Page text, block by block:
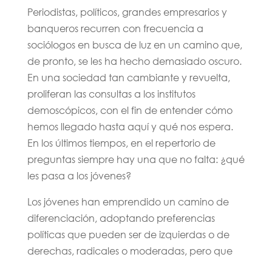
Periodistas, políticos, grandes empresarios y
banqueros recurren con frecuencia a
sociólogos en busca de luz en un camino que,
de pronto, se les ha hecho demasiado oscuro.
En una sociedad tan cambiante y revuelta,
proliferan las consultas a los institutos
demoscópicos, con el fin de entender cómo
hemos llegado hasta aquí y qué nos espera.
En los últimos tiempos, en el repertorio de
preguntas siempre hay una que no falta: ¿qué
les pasa a los jóvenes?
Los jóvenes han emprendido un camino de
diferenciación, adoptando preferencias
políticas que pueden ser de izquierdas o de
derechas, radicales o moderadas, pero que